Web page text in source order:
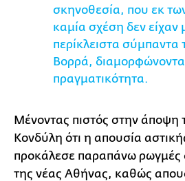
σκηνοθεσία, που εκ
καμία σχέση δεν είχαν
περίκλειστα σύμπαντα
Βορρά,
πραγματικότητα.
Μένοντας πιστός στην άποψη
Κονδύλη ότι η απουσία
προκάλεσε παραπάνω ρωγμές
της νέας Αθήνας, καθώς